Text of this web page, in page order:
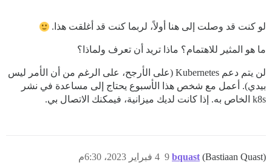
لو كنت قد وصلت إلى هنا أولاً، لربما كنت قد أغلقت هذا.
ما هو المثير للاهتمام؟ ماذا تريد أن تعرف ولماذا؟
لن يتم دعم Kubernetes (على الأرجح، على الرغم من أن الأمر ليس
بيدي). أعمل مع شخص هذا الأسبوع يحتاج إلى مساعدة في نشر
k8s الخاص به. إذا كانت لديك ميزانية، فيمكنك الاتصال بي.
bquast (Bastiaan Quast) 4 فبراير 2023، 6:30م 9